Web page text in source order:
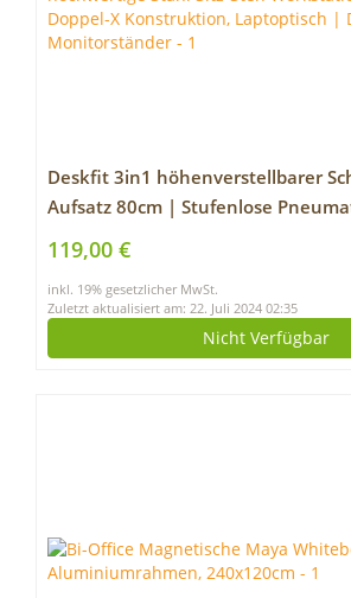
Deskfit 3in1 höhenverstellbarer
Aufsatz 80cm | Stufenlose
hochwertige Stahl Sitz-Steh
Doppel-X Konstruktion, Laptoptisch
Monitorständer
119,00 €
inkl. 19% gesetzlicher MwSt.
Zuletzt aktualisiert am: 22. Juli 2024 02:35
Nicht Verfügbar